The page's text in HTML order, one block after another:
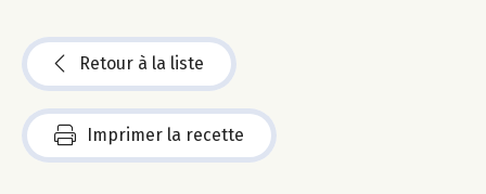
Retour à la liste
Imprimer la recette